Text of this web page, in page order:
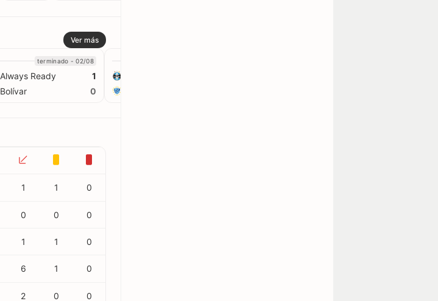
Ver más
terminado - 02/08
Always Ready
1
Bolívar
0
1 1 0
0 0 0
1 1 0
6 1 0
2 0 0